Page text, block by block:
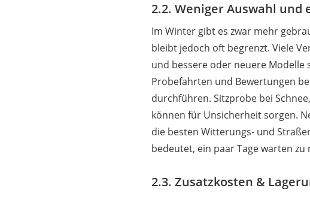
2.2. Weniger Auswahl
Im Winter gibt es zwar mehr
bleibt jedoch oft begrenzt. Viele
und bessere oder neuere Modelle
Probefahrten und Bewertungen
durchführen. Sitzprobe bei
können für Unsicherheit sorgen.
die besten Witterungs- und
bedeutet, ein paar Tage warten zu
2.3. Zusatzkosten &